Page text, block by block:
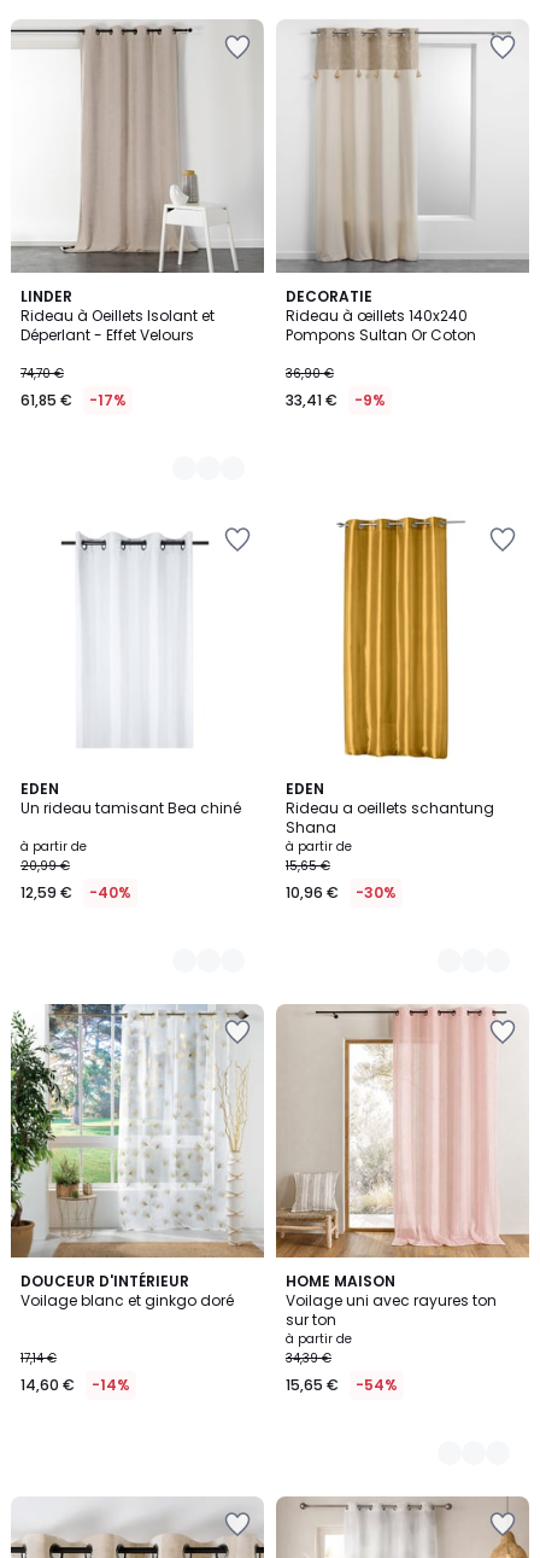
LINDER
Rideau à Oeillets Isolant et
Déperlant - Effet Velours
74,70 €
61,85 € -17%
6
Couleurs
DECORATIE
Rideau à œillets 140x240
Pompons Sultan Or Coton
36,90 €
33,41 € -9%
EDEN
Un rideau tamisant Bea chiné
à partir de
20,99 €
12,59 € -40%
10
Couleurs
EDEN
Rideau a oeillets schantung
Shana
à partir de
15,65 €
10,96 € -30%
7
Couleurs
DOUCEUR D'INTÉRIEUR
Voilage blanc et ginkgo doré
17,14 €
14,60 € -14%
HOME MAISON
Voilage uni avec rayures ton
sur ton
à partir de
34,39 €
15,65 € -54%
5
Couleurs